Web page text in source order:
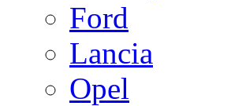
Ford
Lancia
Opel